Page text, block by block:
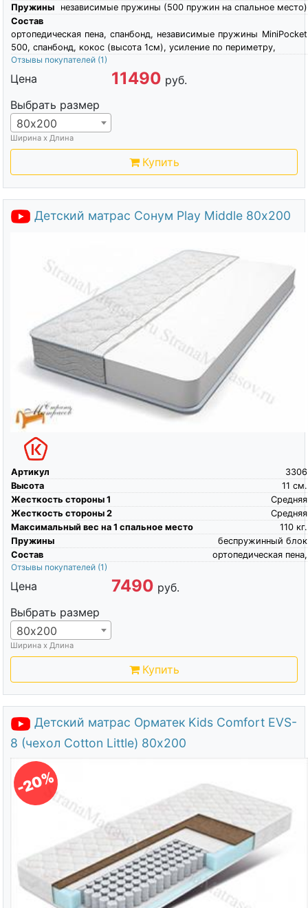
Пружины
независимые пружины (500 пружин на спальное место)
Состав
ортопедическая пена, спанбонд, независимые пружины MiniPocket
500, спанбонд, кокос (высота 1см), усиление по периметру,
Отзывы покупателей (1)
Цена 11490 руб.
Выбрать размер
80х200
Ширина х Длина
Купить
Детский матрас Сонум Play Middle 80х200
Артикул
3306
Высота
см.
11
Жесткость стороны 1
Средняя
Жесткость стороны 2
Средняя
Максимальный вес на 1 спальное место
кг.
110
Пружины
беспружинный блок
Состав
ортопедическая пена,
Отзывы покупателей (1)
Цена 7490 руб.
Выбрать размер
80х200
Ширина х Длина
Купить
Детский матрас Орматек Kids Comfort EVS-
8 (чехол Cotton Little) 80х200
-20%